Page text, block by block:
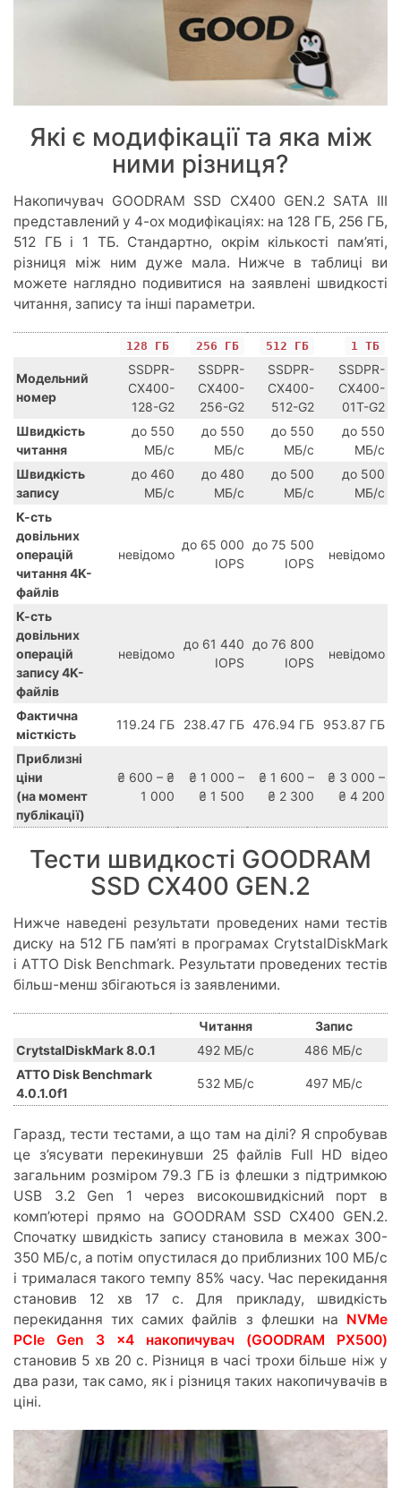
Які є модифікації та яка між
ними різниця?
Накопичувач GOODRAM SSD CX400 GEN.2 SATA III
представлений у 4-ох модифікаціях: на 128 ГБ, 256 ГБ,
512 ГБ і 1 ТБ. Стандартно, окрім кількості пам’яті,
різниця між ним дуже мала. Нижче в таблиці ви
можете наглядно подивитися на заявлені швидкості
читання, запису та інші параметри.
128 ГБ 256 ГБ 512 ГБ 1 ТБ
Модельний
номер
SSDPR-
CX400-
128-G2
SSDPR-
CX400-
256-G2
SSDPR-
CX400-
512-G2
SSDPR-
CX400-
01T-G2
Швидкість
читання
до 550
МБ/с
до 550
МБ/с
до 550
МБ/с
до 550
МБ/с
Швидкість
запису
до 460
МБ/с
до 480
МБ/с
до 500
МБ/с
до 500
МБ/с
К-сть
довільних
операцій
читання 4K-
файлів
невідомо
до 65 000
IOPS
до 75 500
IOPS
невідомо
К-сть
довільних
операцій
запису 4K-
файлів
невідомо
до 61 440
IOPS
до 76 800
IOPS
невідомо
Фактична
місткість
119.24 ГБ 238.47 ГБ 476.94 ГБ 953.87 ГБ
Приблизні
ціни
(на момент
публікації)
₴ 600 – ₴
1 000
₴ 1 000 –
₴ 1 500
₴ 1 600 –
₴ 2 300
₴ 3 000 –
₴ 4 200
Тести швидкості GOODRAM
SSD CX400 GEN.2
Нижче наведені результати проведених нами тестів
диску на 512 ГБ пам’яті в програмах CrytstalDiskMark
і ATTO Disk Benchmark. Результати проведених тестів
більш-менш збігаються із заявленими.
Читання
Запис
CrytstalDiskMark 8.0.1
492 МБ/с
486 МБ/с
ATTO Disk Benchmark
4.0.1.0f1
532 МБ/с 497 МБ/с
Гаразд, тести тестами, а що там на ділі? Я спробував
це з’ясувати перекинувши 25 файлів Full HD відео
загальним розміром 79.3 ГБ із флешки з підтримкою
USB 3.2 Gen 1 через високошвидкісний порт в
комп’ютері прямо на GOODRAM SSD CX400 GEN.2.
Спочатку швидкість запису становила в межах 300-
350 МБ/с, а потім опустилася до приблизних 100 МБ/с
і трималася такого темпу 85% часу. Час перекидання
становив 12 хв 17 с. Для прикладу, швидкість
перекидання тих самих файлів з флешки на NVMe
PCIe Gen 3 x4 накопичувач (GOODRAM PX500)
становив 5 хв 20 с. Різниця в часі трохи більше ніж у
два рази, так само, як і різниця таких накопичувачів в
ціні.